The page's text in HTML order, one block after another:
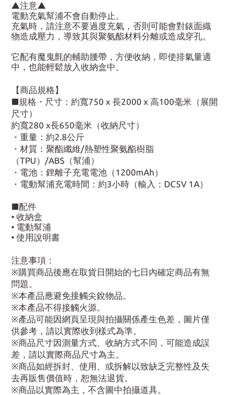
▲注意▲
電動充氣幫浦不會自動停止。
充氣時，請注意不要過度充氣，否則可能會對錶面織
物造成壓力，導致其與聚氨酯材料分離或造成穿孔。
它配有魔鬼氈的輔助腰帶，方便收納，即使排氣量適
中，也能輕鬆放入收納盒中。
【商品規格】
■規格・尺寸：約寬750 x 長2000 x 高100毫米（展開
尺寸）
約寬280 x長650毫米（收納尺寸）
・重量：約2.8公斤
・材質：聚酯纖維/熱塑性聚氨酯樹脂
（TPU）/ABS（幫浦）
・電池：鋰離子充電電池（1200mAh）
・電動幫浦充電時間：約3小時（輸入：DC5V 1A）
■配件
• 收納盒
• 電動幫浦
• 使用說明書
注意事項：
※購買商品後應在取貨日開始的七日內確定商品有無
問題。
※本產品應避免接觸尖銳物品。
※本產品不得接觸火源。
※產品可能因網頁呈現與拍攝關係產生色差，圖片僅
供參考，請以實際收到樣式為準。
※商品尺寸因測量方式、收納方式不同，可能造成誤
差，請以實際商品尺寸為主。
※商品如經拆封、使用、或拆解以致缺乏完整性及失
去再販售價值時，恕無法退貨。
※商品以實際為主，不含圖中拍攝道具。